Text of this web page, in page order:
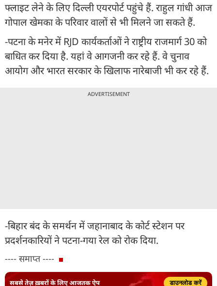
फ्लाइट लेने के लिए दिल्ली एयरपोर्ट पहुंचे हैं. राहुल गांधी आज
गोपाल खेमका के परिवार वालों से भी मिलने जा सकते हैं.
-पटना के मनेर में RJD कार्यकर्ताओं ने राष्ट्रीय राजमार्ग 30 को
बाधित कर दिया है. यहां वे आगजनी कर रहे हैं. वे चुनाव
आयोग और भारत सरकार के खिलाफ नारेबाजी भी कर रहे हैं.
ADVERTISEMENT
-बिहार बंद के समर्थन में जहानाबाद के कोर्ट स्टेशन पर
प्रदर्शनकारियों ने पटना-गया रेल को रोक दिया.
---- समाप्त ----
सबसे तेज़ ख़बरों के लिए आजतक ऐप डाउनलोड करें